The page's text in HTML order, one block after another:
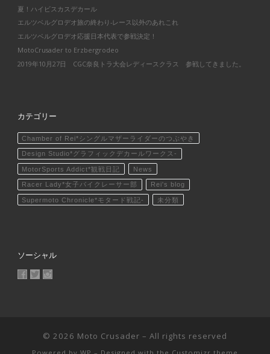
夏！ハイビスカスデカール
エルツベルグロデオ旅の終わり-レース以外のあれこれ
エルツベルグロデオ応援日本代表で参戦決定！
MotoCrusader to Erzbergrodeo
2019年10月27日 CGC奈良トラ大会レディースクラス 参戦してきました。
カテゴリー
Chamber of Rei*シングルマザーライダーのつぶやき
Design Studio*グラフィックデカールワークス-
MotorSports Addict*観戦日記 News
Racer Lady*女子バイクレーサー部 Rei's blog
Supermoto Chronicle*モタード戦記- 未分類
ソーシャル
MotoCrusader さんのプロフィールを Facebook で表示
@MotoCrusader さんのプロフィールを Twitter で表示
© 2026 Moto Crusader – All rights reserved